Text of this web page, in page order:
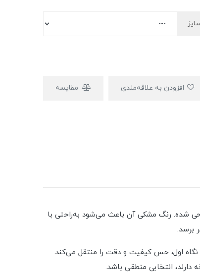
مقایسه
طراحی شده. رنگ مشکی آن باعث می‌شود به‌راحتی با
برسد.
اول، حس کیفیت و دقت را منتقل می‌کند.
انتخابی منطقی باشد.